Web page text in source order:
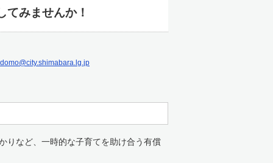
みませんか！
など、一時的な子育てを助け合う有償